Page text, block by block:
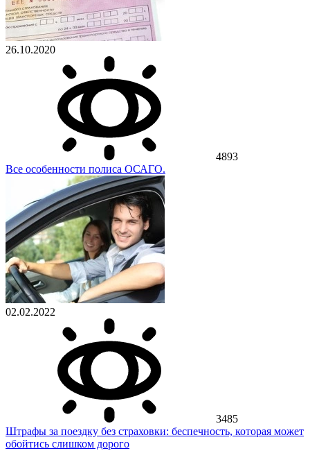
26.10.2020
4893
Все особенности полиса ОСАГО.
02.02.2022
3485
Штрафы за поездку без страховки: беспечность, которая может
обойтись слишком дорого